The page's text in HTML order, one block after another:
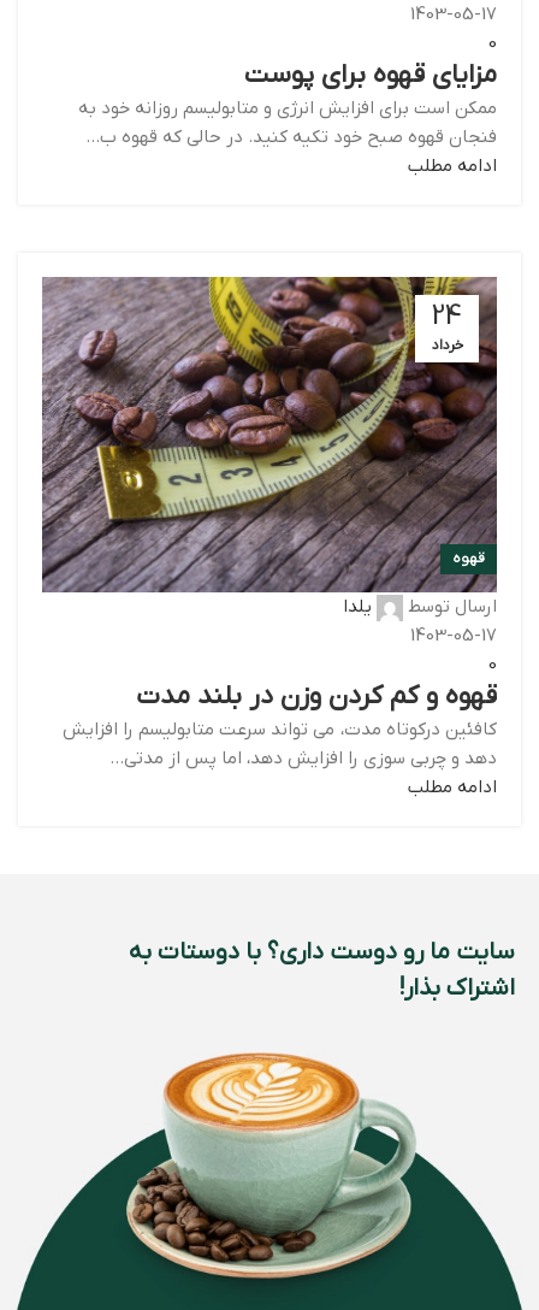
1403-05-17
0
مزایای قهوه برای پوست
ممکن است برای افزایش انرژی و متابولیسم روزانه خود به
فنجان قهوه صبح خود تکیه کنید. در حالی که قهوه ب...
ادامه مطلب
24
خرداد
قهوه
ارسال توسط
یلدا
1403-05-17
0
قهوه و کم کردن وزن در بلند مدت
کافئین درکوتاه مدت، می تواند سرعت متابولیسم را افزایش
دهد و چربی سوزی را افزایش دهد، اما پس از مدتی...
ادامه مطلب
سایت ما رو دوست داری؟ با دوستات به
اشتراک بذار!